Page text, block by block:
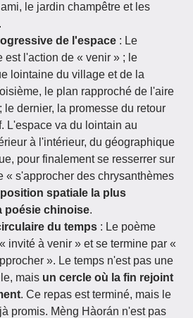
le jardin champêtre et les
de l'espace : Le
est l'action de « venir » ; le
lointaine du village et de la
le plan rapproché de l'aire
le dernier, la promesse du retour
L'espace va du lointain au
à l'intérieur, du géographique
pour finalement se resserrer sur
« s'approcher des chrysanthèmes
spatiale la plus
poésie chinoise.
du temps : Le poème
invité à venir » et se termine par «
». Le temps n'est pas une
mais un cercle où la fin rejoint
. Ce repas est terminé, mais le
promis. Mèng Hàorán n'est pas